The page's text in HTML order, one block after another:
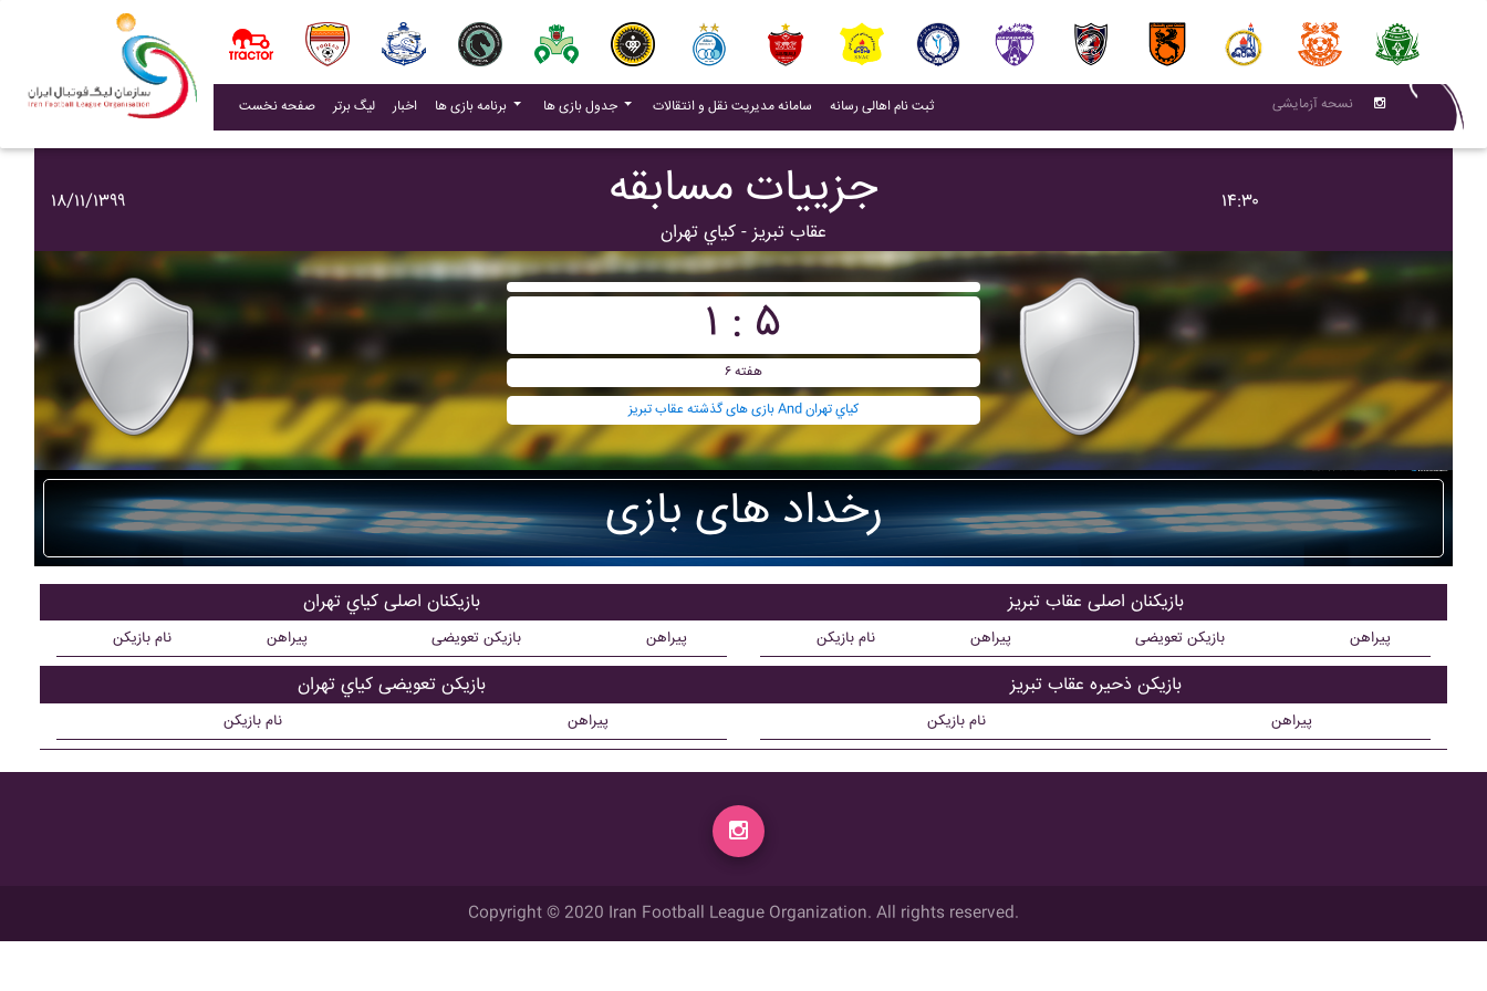
صفحه نخست لیگ برتر اخبار(current) برنامه بازی ها جدول بازی ها سامانه مدیریت نقل و انتقالات (current)
ثبت نام اهالی رسانه(current) نسحه آزمایشی
۱۸/۱۱/۱۳۹۹ جزییات مسابقه
عقاب تبريز - کياي تهران
۱۴:۳۰
۱ : ۵
هفته ۶
بازی های گذشته عقاب تبريز And کياي تهران
رخداد های بازی
بازیکنان اصلی کياي تهران
نام بازیکن پیراهن بازیکن تعویضی پیراهن
بازیکن تعویضی کياي تهران
نام بازیکن پیراهن
بازیکنان اصلی عقاب تبريز
نام بازیکن پیراهن بازیکن تعویضی پیراهن
بازیکن ذحیره عقاب تبريز
نام بازیکن پیراهن
Copyright © 2020 Iran Football League Organization. All rights reserved.